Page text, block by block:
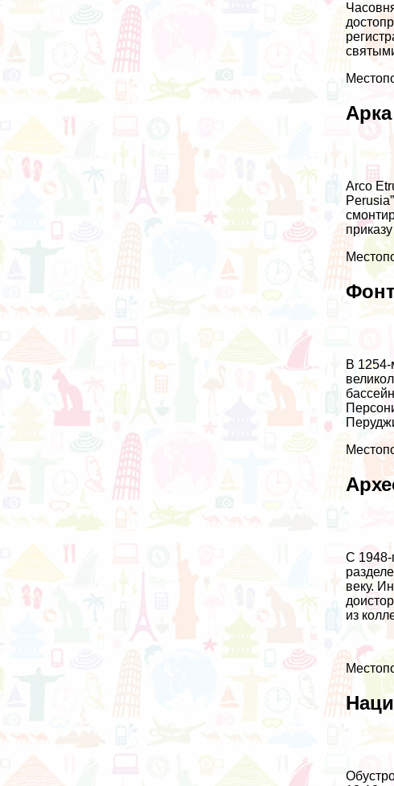
Arco
В 1254-
С 1948-
веку.
из